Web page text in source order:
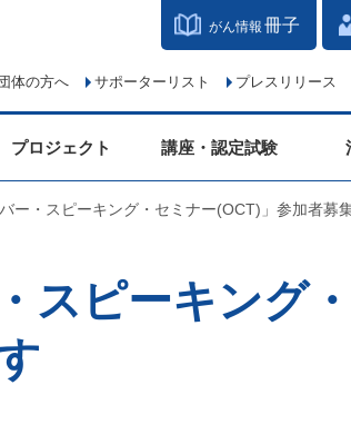
がん情報 冊子
プレスリリース
サポーターリスト
体の方へ
プロジェクト 講座・認定試験
ー・スピーキング・セミナー(OCT)」参加者募
スピーキング